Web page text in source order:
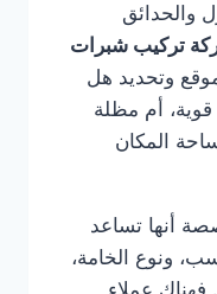
والحدائق
تركيب شبرات
وتحديد هل
أم مظلة
المكان
أنها تساعد
ونوع الخامة،